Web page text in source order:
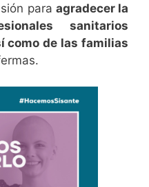
para agradecer la
sanitarios
como de las familias